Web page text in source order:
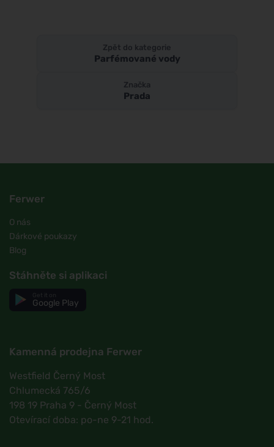
Zpět do kategorie
Parfémované vody
Značka
Prada
Ferwer
O nás
Dárkové poukazy
Blog
Stáhněte si aplikaci
Google Play
Kamenná prodejna Ferwer
Westfield Černý Most
Chlumecká 765/6
198 19 Praha 9 - Černý Most
Otevírací doba: po-ne 9-21 hod.